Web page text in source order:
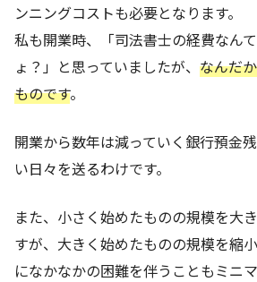
ンニングコストも必要となります。
私も開業時、「司法書士の経費なん
ょ？」と思っていましたが、 なんだ
ものです。
開業から数年は減っていく銀行預金
い日々を送るわけです。
また、小さく始めたものの規模を大
すが、大きく始めたものの規模を縮
になかなかの困難を伴うこともミニ